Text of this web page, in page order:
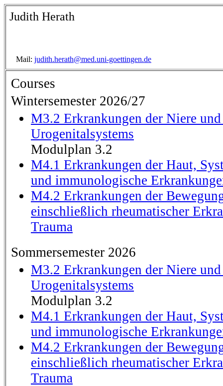
Judith Herath
Mail: judith.herath@med.uni-goettingen.de
Courses
Wintersemester 2026/27
M3.2 Erkrankungen der Niere und
Urogenitalsystems
Modulplan 3.2
M4.1 Erkrankungen der Haut,
und immunologische
M4.2 Erkrankungen der
einschließlich rheumatischer
Trauma
Sommersemester 2026
M3.2 Erkrankungen der Niere und
Urogenitalsystems
Modulplan 3.2
M4.1 Erkrankungen der Haut,
und immunologische
M4.2 Erkrankungen der
einschließlich rheumatischer
Trauma